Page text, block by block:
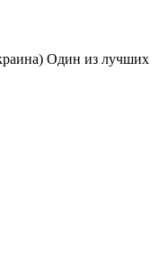
Один из лучших